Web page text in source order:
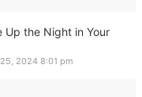
Up the Night in Your
2024 8:01 pm